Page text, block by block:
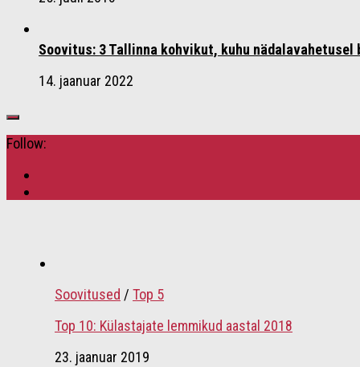
Soovitus: 3 Tallinna kohvikut, kuhu nädalavahetusel
14. jaanuar 2022
Follow:
Soovitused / Top 5
Top 10: Külastajate lemmikud aastal 2018
23. jaanuar 2019